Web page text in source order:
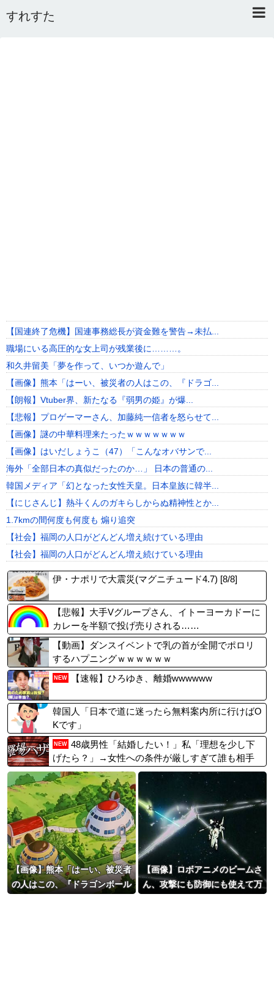
すれすた
【国連終了危機】国連事務総長が資金難を警告→未払...
職場にいる高圧的な女上司が残業後に………。
和久井留美「夢を作って、いつか遊んで」
【画像】熊本「はーい、被災者の人はこの、『ドラゴ...
【朗報】Vtuber界、新たなる『弱男の姫』が爆...
【悲報】プロゲーマーさん、加藤純一信者を怒らせて...
【画像】謎の中華料理来たったｗｗｗｗｗｗｗ
【画像】はいだしょうこ（47）「こんなオバサンで...
海外「全部日本の真似だったのか…」 日本の普通の...
韓国メディア「幻となった女性天皇。日本皇族に韓半...
【にじさんじ】熱斗くんのガキらしからぬ精神性とか...
1.7kmの間何度も何度も 煽り追突
【社会】福岡の人口がどんどん増え続けている理由
【社会】福岡の人口がどんどん増え続けている理由
伊・ナポリで大震災(マグニチュード4.7) [8/8]
【悲報】大手Vグループさん、イトーヨーカドーに
カレーを半額で投げ売りされる……
【動画】ダンスイベントで乳の首が全開でポロリ
するハプニングｗｗｗｗｗｗ
NEW 【速報】ひろゆき、離婚wwwwww
韓国人「日本で道に迷ったら無料案内所に行けばO
Kです」
NEW 48歳男性「結婚したい！」私「理想を少し下
げたら？」→女性への条件が厳しすぎて誰も相手
にされず…
【画像】熊本「はーい、被災者
の人はこの、『ドラゴンボール
【画像】ロボアニメのビームさ
ん、攻撃にも防御にも使えて万